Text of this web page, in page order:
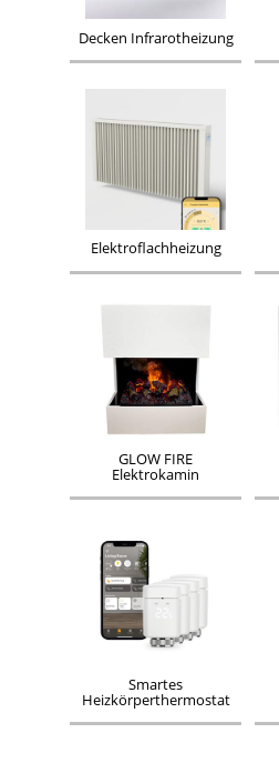
Decken Infrarotheizung
Elektroflachheizung
GLOW FIRE
Elektrokamin
Smartes
Heizkörperthermostat